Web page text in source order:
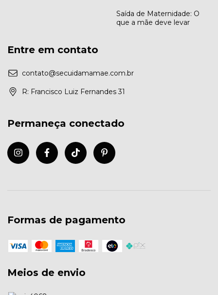
Saída de Maternidade: O
que a mãe deve levar
Entre em contato
contato@secuidamamae.com.br
R: Francisco Luiz Fernandes 31
Permaneça conectado
Formas de pagamento
Meios de envio